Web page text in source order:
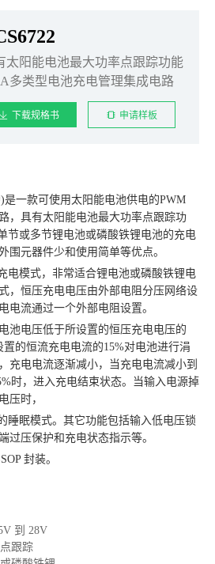
太阳能电池最大功率点跟踪功能
多类型电池充电管理集成电路
下载规格书 申请样板
是一款可使用太阳能电池供电的PWM
，具有太阳能电池最大功率点跟踪功
节或多节锂电池或磷酸铁锂电池的充电
围元器件少和使用简单等优点。
电模式，非常适合锂电池或磷酸铁锂电
，恒压充电电压由外部电阻分压网络设
电流通过一个外部电阻设置。
池电压低于所设置的恒压充电电压的
置的恒流充电电流的15%对电池进行涓
充电电流逐渐减小，当充电电流减小到
时，进入充电结束状态。当输入电源掉
压时，
睡眠模式。其它功能包括输入低电压锁
过压保护和充电状态指示等。
封装。
到 28V
跟踪